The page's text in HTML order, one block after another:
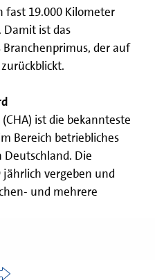
fast 19.000 Kilometer
Damit ist das
der auf
ist die bekannteste
Bereich betriebliches
Die
vergeben und
und mehrere